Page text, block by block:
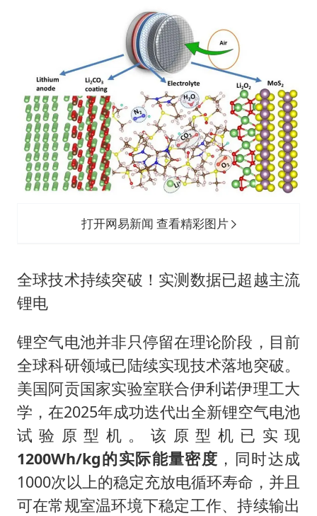
打开网易新闻 查看精彩图片
全球技术持续突破！实测数据已超越主流
锂电
锂空气电池并非只停留在理论阶段，目前
全球科研领域已陆续实现技术落地突破。
美国阿贡国家实验室联合伊利诺伊理工大
学，在2025年成功迭代出全新锂空气电池
试验原型机。该原型机已实现
1200Wh/kg的实际能量密度 ，同时达成
1000次以上的稳定充放电循环寿命，并且
可在常规室温环境下稳定工作、持续输出